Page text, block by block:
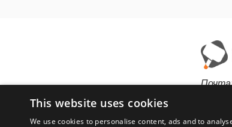
This website uses cookies
We use cookies to personalise content, ads and to